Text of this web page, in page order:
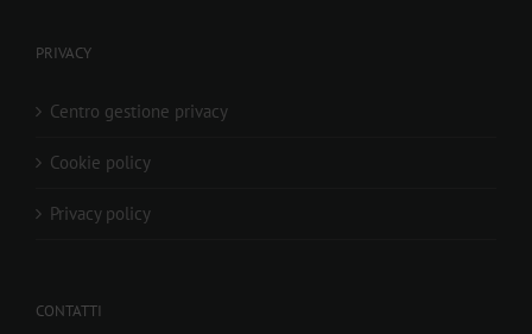
PRIVACY
Centro gestione privacy
Cookie policy
Privacy policy
CONTATTI